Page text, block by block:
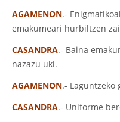
AGAMENON.-
emakumeari hurbiltzen
CASANDRA.- Baina
nazazu uki.
AGAMENON.-
CASANDRA.- Uniforme